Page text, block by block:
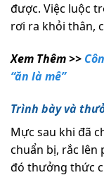
được. Việc luộc
rơi ra khỏi thân,
Xem Thêm >>
“ăn là mê”
Trình bày và
Mực sau khi đã
chuẩn bị, rắc lên
đó thưởng thức